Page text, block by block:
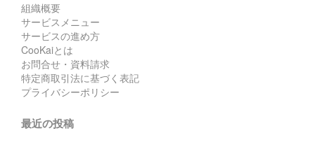
組織概要
サービスメニュー
サービスの進め方
CooKaiとは
お問合せ・資料請求
特定商取引法に基づく表記
プライバシーポリシー
最近の投稿